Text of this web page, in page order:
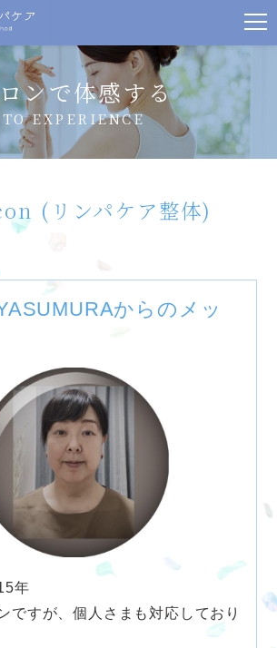
ンで体感する
TO EXPERIENCE
(リンパケア整体)
からのメッ
年
ですが、個人さまも対応しており